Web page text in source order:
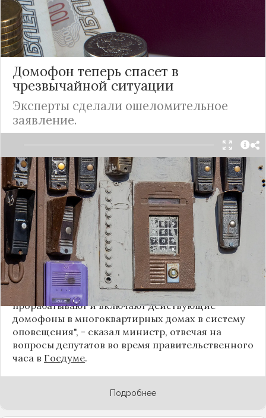
Подробнее
Домофон теперь спасет в
чрезвычайной ситуации
Эксперты сделали ошеломительное
заявление.
Домофоны жилых домов в России начали
включать в систему оповещения о чрезвычайных
ситуациях, рассказал министр МЧС РФ
Александр Куренков.
О такой возможности Куренков впервые
сообщил в июле.
"В рамках проработки этого вопроса есть
специалисты..., которые взяли на себя уже
инициативно такую работу. Они уже
прорабатывают и включают действующие
домофоны в многоквартирных домах в систему
оповещения", - сказал министр, отвечая на
вопросы депутатов во время правительственного
часа в Госдуме.
Подробнее